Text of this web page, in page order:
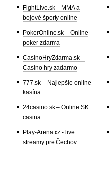
FightLive.sk – MMA a
bojové športy online
PokerOnline.sk – Online
poker zdarma
CasinoHryZdarma.sk –
Casino hry zadarmo
777.sk – Najlepšie online
kasína
24casino.sk – Online SK
casina
Play-Arena.cz - live
streamy pre Čechov